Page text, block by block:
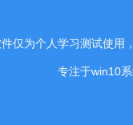
仅为个人学习测试使用
专注于win10